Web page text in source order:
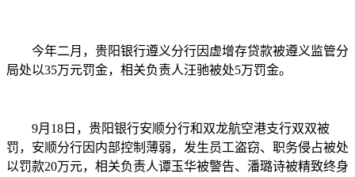
今年二月，贵阳银行遵义分行因虚增存贷款被遵义监管分
局处以35万元罚金，相关负责人汪驰被处5万罚金。
9月18日，贵阳银行安顺分行和双龙航空港支行双双被
罚，安顺分行因内部控制薄弱，发生员工盗窃、职务侵占被处
以罚款20万元，相关负责人谭玉华被警告、潘璐诗被精致终身